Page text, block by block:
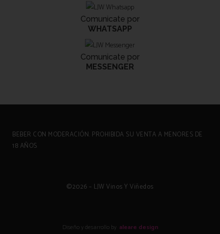
Comunicate por
WHATSAPP
Comunicate por
MESSENGER
BEBER CON MODERACIÓN. PROHIBIDA SU VENTA A MENORES DE
18 AÑOS
©2026 – LJW Vinos Y Viñedos
Diseño y desarrollo by aleare design